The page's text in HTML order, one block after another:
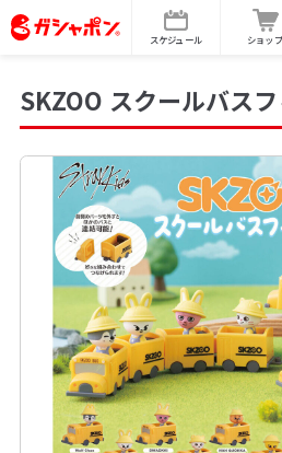
スケジュール ショップ
SKZOO スクールバス